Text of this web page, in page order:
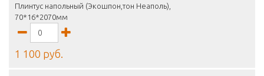
Плинтус напольный (Экошпон,тон Неаполь),
70*16*2070мм
1 100 руб.